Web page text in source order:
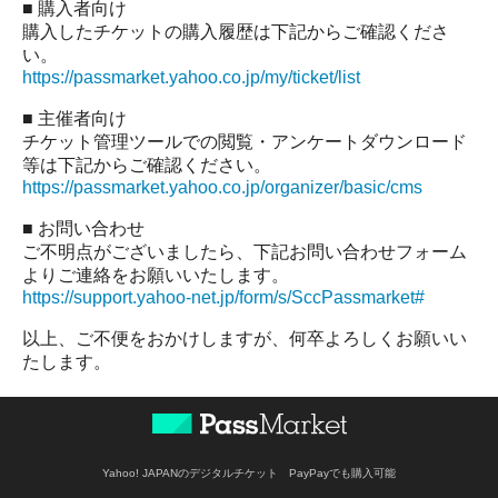
■ 購入者向け
購入したチケットの購入履歴は下記からご確認くださ
い。
https://passmarket.yahoo.co.jp/my/ticket/list
■ 主催者向け
チケット管理ツールでの閲覧・アンケートダウンロード
等は下記からご確認ください。
https://passmarket.yahoo.co.jp/organizer/basic/cms
■ お問い合わせ
ご不明点がございましたら、下記お問い合わせフォーム
よりご連絡をお願いいたします。
https://support.yahoo-net.jp/form/s/SccPassmarket#
以上、ご不便をおかけしますが、何卒よろしくお願いい
たします。
Yahoo! JAPANのデジタルチケット PayPayでも購入可能